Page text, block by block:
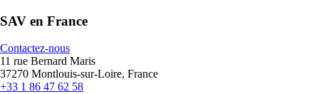
SAV en France
Contactez-nous
11 rue Bernard Maris
37270 Montlouis-sur-Loire, France
+33 1 86 47 62 58